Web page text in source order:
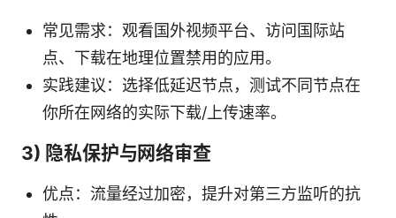
常见需求：观看国外视频平台、访问国际站
点、下载在地理位置禁用的应用。
实践建议：选择低延迟节点，测试不同节点在
你所在网络的实际下载/上传速率。
3) 隐私保护与网络审查
优点：流量经过加密，提升对第三方监听的抗